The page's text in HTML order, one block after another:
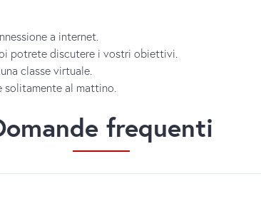
a internet.
potrete discutere i vostri obiettivi.
classe virtuale.
solitamente al mattino.
frequenti